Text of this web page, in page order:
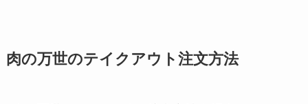
肉の万世のテイクアウト注文方法